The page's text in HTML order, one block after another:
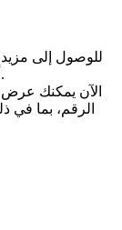
للوصول إلى
أيقونة "i" أو الملف الشخصي بجانب الرقم.
الآن يمكنك عرض
الرقم، بما في